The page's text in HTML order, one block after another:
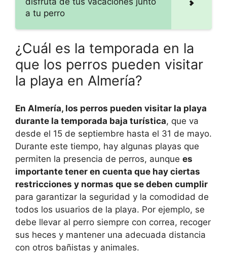
a tu perro
¿Cuál es la temporada en la
que los perros pueden visitar
la playa en Almería?
En Almería, los perros pueden visitar la playa
durante la temporada baja turística, que va
desde el 15 de septiembre hasta el 31 de mayo.
Durante este tiempo, hay algunas playas que
permiten la presencia de perros, aunque es
importante tener en cuenta que hay ciertas
restricciones y normas que se deben cumplir
para garantizar la seguridad y la comodidad de
todos los usuarios de la playa. Por ejemplo, se
debe llevar al perro siempre con correa, recoger
sus heces y mantener una adecuada distancia
con otros bañistas y animales.